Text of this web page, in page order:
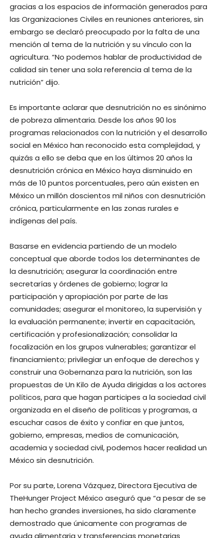
gracias a los espacios de información generados para
las Organizaciones Civiles en reuniones anteriores, sin
embargo se declaró preocupado por la falta de una
mención al tema de la nutrición y su vínculo con la
agricultura. “No podemos hablar de productividad de
calidad sin tener una sola referencia al tema de la
nutrición” dijo.
Es importante aclarar que desnutrición no es sinónimo
de pobreza alimentaria. Desde los años 90 los
programas relacionados con la nutrición y el desarrollo
social en México han reconocido esta complejidad, y
quizás a ello se deba que en los últimos 20 años la
desnutrición crónica en México haya disminuido en
más de 10 puntos porcentuales, pero aún existen en
México un millón doscientos mil niños con desnutrición
crónica, particularmente en las zonas rurales e
indígenas del país.
Basarse en evidencia partiendo de un modelo
conceptual que aborde todos los determinantes de
la desnutrición; asegurar la coordinación entre
secretarías y órdenes de gobierno; lograr la
participación y apropiación por parte de las
comunidades; asegurar el monitoreo, la supervisión y
la evaluación permanente; invertir en capacitación,
certificación y profesionalización; consolidar la
focalización en los grupos vulnerables; garantizar el
financiamiento; privilegiar un enfoque de derechos y
construir una Gobernanza para la nutrición, son las
propuestas de Un Kilo de Ayuda dirigidas a los actores
políticos, para que hagan participes a la sociedad civil
organizada en el diseño de políticas y programas, a
escuchar casos de éxito y confiar en que juntos,
gobierno, empresas, medios de comunicación,
academia y sociedad civil, podemos hacer realidad un
México sin desnutrición.
Por su parte, Lorena Vázquez, Directora Ejecutiva de
TheHunger Project México aseguró que “a pesar de se
han hecho grandes inversiones, ha sido claramente
demostrado que únicamente con programas de
ayuda alimentaria y transferencias monetarias